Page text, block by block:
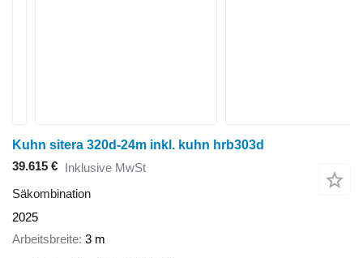
Kuhn sitera 320d-24m inkl. kuhn hrb303d
39.615 € Inklusive MwSt
Säkombination
2025
Arbeitsbreite 3 m